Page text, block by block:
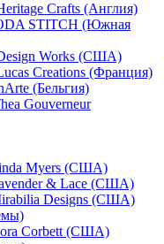
Crafts (Англия)
STITCH (Южная
Works (США)
Creations (Франция)
(Бельгия)
Gouverneur
Myers (США)
& Lace (США)
Designs (США)
Corbett (США)